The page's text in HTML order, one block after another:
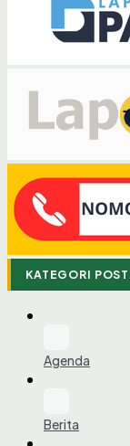
KATEGORI
Agenda
Berita